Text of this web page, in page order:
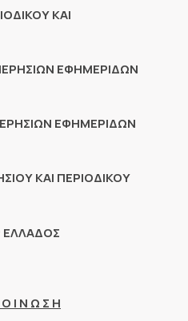
ΚΑΙ
ΕΦΗΜΕΡΙΔΩΝ
ΕΦΗΜΕΡΙΔΩΝ
ΚΑΙ ΠΕΡΙΟΔΙΚΟΥ
Ι Ν Ω Σ Η